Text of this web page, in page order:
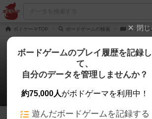
ボドゲーマTOP ボードゲームの検索 フットサ
フットサルミープル
1件の画像
1
閉じ
ボードゲームのプレイ履歴を記録し
て、
自分のデータを管理しませんか？
約75,000人がボドゲーマを利用中！
遊んだボードゲームを記録する